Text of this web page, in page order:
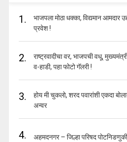
1.
भाजपला मोठा धक्का, विद्यमान आमदार
प्रवेश !
2.
राष्ट्रवादीचा वर, भाजपची वधू,
व-हाडी, पहा फोटो गॅलरी !
3.
होय मी चुकलो, शरद पवारांशी एकदा
अन्वर
4. अहमदनगर – जिल्हा परिषद